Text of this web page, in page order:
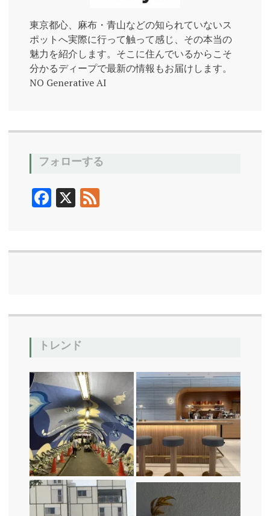
東京都心、麻布・青山などの知られていないス
ポットへ実際に行って触って感じ、その本当の
魅力を紹介します。そこに住んでいるからこそ
分かるディープで最新の情報もお届けします。
NO Generative AI
フォローする
F
b
k
X F
トレンド